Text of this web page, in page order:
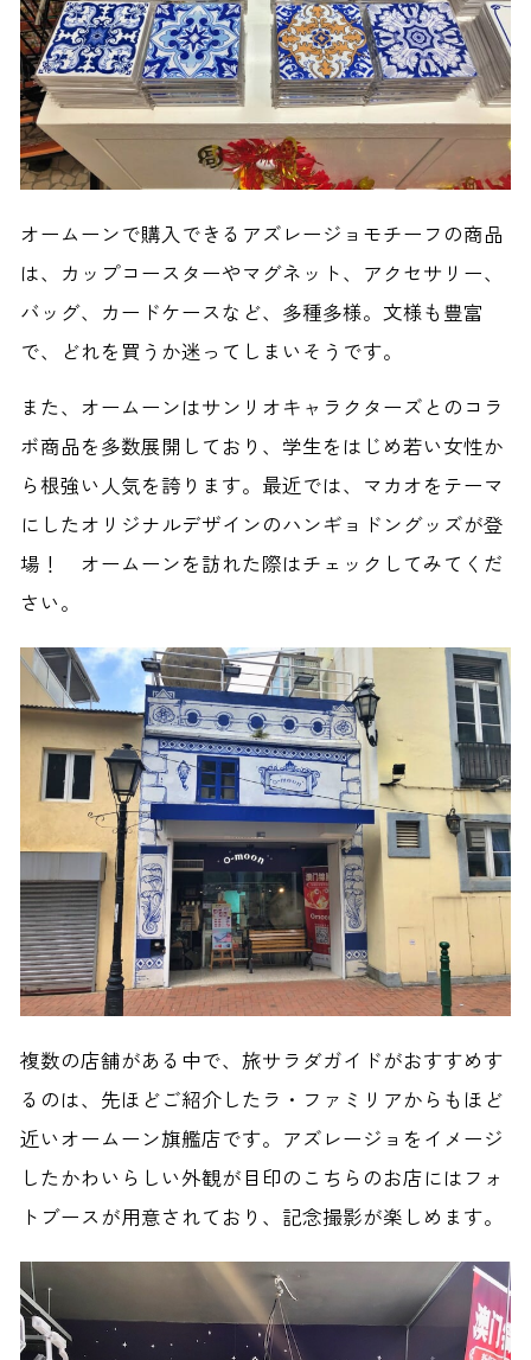
オームーンで購入できるアズレージョモチーフの商品
は、カップコースターやマグネット、アクセサリー、
バッグ、カードケースなど、多種多様。文様も豊富
で、どれを買うか迷ってしまいそうです。
また、オームーンはサンリオキャラクターズとのコラ
ボ商品を多数展開しており、学生をはじめ若い女性か
ら根強い人気を誇ります。最近では、マカオをテーマ
にしたオリジナルデザインのハンギョドングッズが登
場！ オームーンを訪れた際はチェックしてみてくだ
さい。
複数の店舗がある中で、旅サラダガイドがおすすめす
るのは、先ほどご紹介したラ・ファミリアからもほど
近いオームーン旗艦店です。アズレージョをイメージ
したかわいらしい外観が目印のこちらのお店にはフォ
トブースが用意されており、記念撮影が楽しめます。